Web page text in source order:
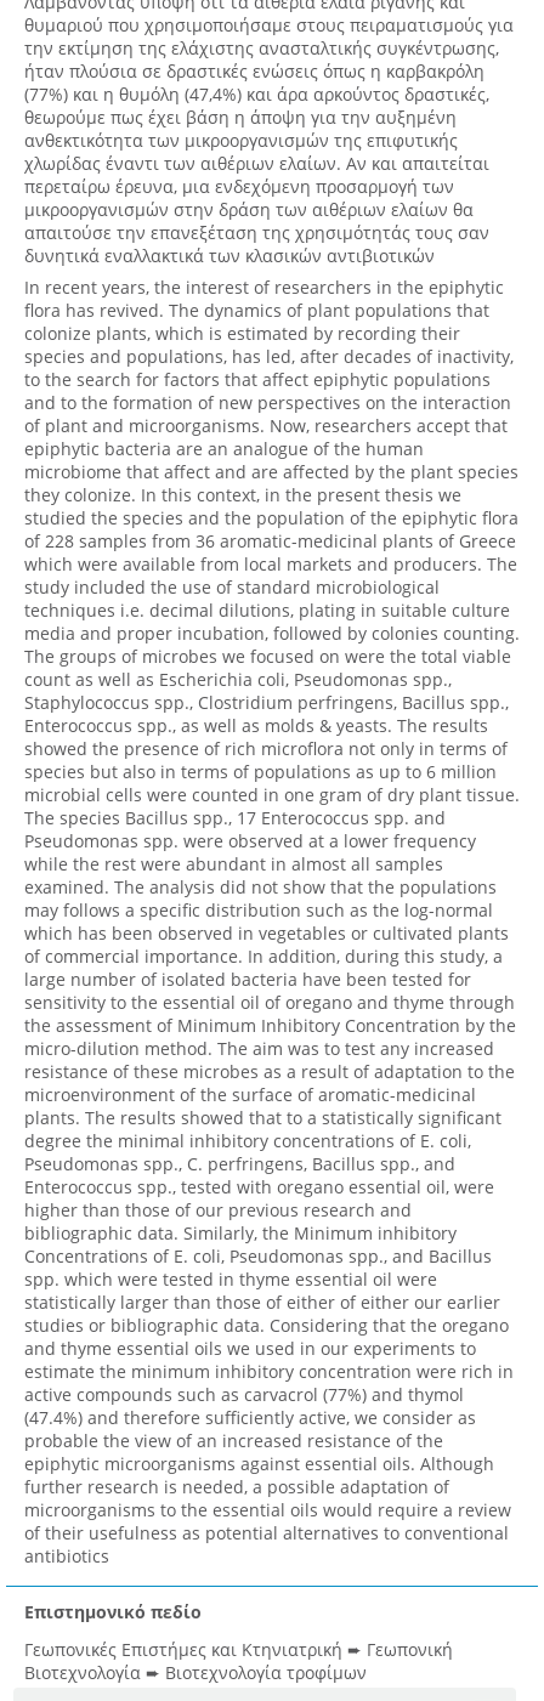
θυμαριού που χρησιμοποιήσαμε στους πειραματισμούς για
την εκτίμηση της ελάχιστης ανασταλτικής συγκέντρωσης,
ήταν πλούσια σε δραστικές ενώσεις όπως η καρβακρόλη
(77%) και η θυμόλη (47,4%) και άρα αρκούντος δραστικές,
θεωρούμε πως έχει βάση η άποψη για την αυξημένη
ανθεκτικότητα των μικροοργανισμών της επιφυτικής
χλωρίδας έναντι των αιθέριων ελαίων. Αν και απαιτείται
περεταίρω έρευνα, μια ενδεχόμενη προσαρμογή των
μικροοργανισμών στην δράση των αιθέριων ελαίων θα
απαιτούσε την επανεξέταση της χρησιμότητάς τους σαν
δυνητικά εναλλακτικά των κλασικών αντιβιοτικών
In recent years, the interest of researchers in the epiphytic
flora has revived. The dynamics of plant populations that
colonize plants, which is estimated by recording their
species and populations, has led, after decades of inactivity,
to the search for factors that affect epiphytic populations
and to the formation of new perspectives on the interaction
of plant and microorganisms. Now, researchers accept that
epiphytic bacteria are an analogue of the human
microbiome that affect and are affected by the plant species
they colonize. In this context, in the present thesis we
studied the species and the population of the epiphytic flora
of 228 samples from 36 aromatic-medicinal plants of Greece
which were available from local markets and producers. The
study included the use of standard microbiological
techniques i.e. decimal dilutions, plating in suitable culture
media and proper incubation, followed by colonies counting.
The groups of microbes we focused on were the total viable
count as well as Escherichia coli, Pseudomonas spp.,
Staphylococcus spp., Clostridium perfringens, Bacillus spp.,
Enterococcus spp., as well as molds & yeasts. The results
showed the presence of rich microflora not only in terms of
species but also in terms of populations as up to 6 million
microbial cells were counted in one gram of dry plant tissue.
The species Bacillus spp., 17 Enterococcus spp. and
Pseudomonas spp. were observed at a lower frequency
while the rest were abundant in almost all samples
examined. The analysis did not show that the populations
may follows a specific distribution such as the log-normal
which has been observed in vegetables or cultivated plants
of commercial importance. In addition, during this study, a
large number of isolated bacteria have been tested for
sensitivity to the essential oil of oregano and thyme through
the assessment of Minimum Inhibitory Concentration by the
micro-dilution method. The aim was to test any increased
resistance of these microbes as a result of adaptation to the
microenvironment of the surface of aromatic-medicinal
plants. The results showed that to a statistically significant
degree the minimal inhibitory concentrations of E. coli,
Pseudomonas spp., C. perfringens, Bacillus spp., and
Enterococcus spp., tested with oregano essential oil, were
higher than those of our previous research and
bibliographic data. Similarly, the Minimum inhibitory
Concentrations of E. coli, Pseudomonas spp., and Bacillus
spp. which were tested in thyme essential oil were
statistically larger than those of either of either our earlier
studies or bibliographic data. Considering that the oregano
and thyme essential oils we used in our experiments to
estimate the minimum inhibitory concentration were rich in
active compounds such as carvacrol (77%) and thymol
(47.4%) and therefore sufficiently active, we consider as
probable the view of an increased resistance of the
epiphytic microorganisms against essential oils. Although
further research is needed, a possible adaptation of
microorganisms to the essential oils would require a review
of their usefulness as potential alternatives to conventional
antibiotics
Επιστημονικό πεδίο
Γεωπονικές Επιστήμες και Κτηνιατρική ➨ Γεωπονική
Βιοτεχνολογία ➨ Βιοτεχνολογία τροφίμων